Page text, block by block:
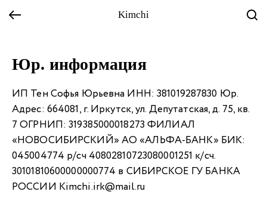
Kimchi
Юр. информация
ИП Тен Софья Юрьевна ИНН: 381019287830 Юр.
Адрес: 664081, г. Иркутск, ул. Депутатская, д. 75, кв.
7 ОГРНИП: 319385000018273 ФИЛИАЛ
«НОВОСИБИРСКИЙ» АО «АЛЬФА-БАНК» БИК:
045004774 р/сч 40802810723080001251 к/сч.
30101810600000000774 в СИБИРСКОЕ ГУ БАНКА
РОССИИ Kimchi.irk@mail.ru